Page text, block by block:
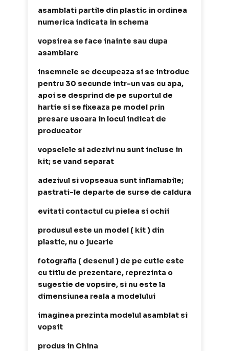
asamblati partile din plastic in ordinea
numerica indicata in schema
vopsirea se face inainte sau dupa
asamblare
insemnele se decupeaza si se introduc
pentru 30 secunde intr-un vas cu apa,
apoi se desprind de pe suportul de
hartie si se fixeaza pe model prin
presare usoara in locul indicat de
producator
vopselele si adezivi nu sunt incluse in
kit; se vand separat
adezivul si vopseaua sunt inflamabile;
pastrati-le departe de surse de caldura
evitati contactul cu pielea si ochii
produsul este un model ( kit ) din
plastic, nu o jucarie
fotografia ( desenul ) de pe cutie este
cu titlu de prezentare, reprezinta o
sugestie de vopsire, si nu este la
dimensiunea reala a modelului
imaginea prezinta modelul asamblat si
vopsit
produs in China